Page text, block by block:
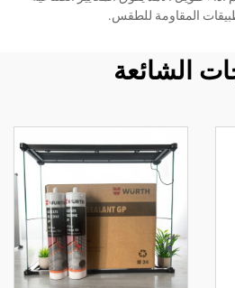
المقاومة للطقس.
الشائعة